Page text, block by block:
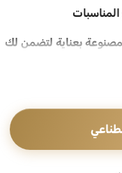
بعناية لتضمن لك
وغير الرسمية
الذي يبرز تفاصيل دقيقة
لهذه العباية يعني أنك